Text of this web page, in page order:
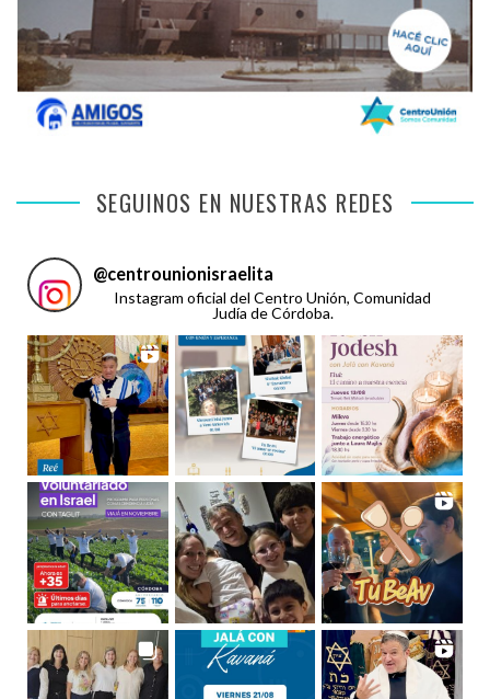
SEGUINOS EN NUESTRAS REDES
@centrounionisraelita
Instagram oficial del Centro Unión, Comunidad
Judía de Córdoba.